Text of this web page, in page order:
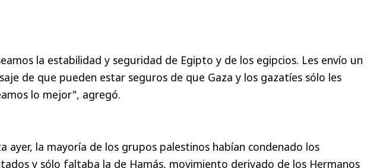
la estabilidad y seguridad de Egipto y de los egipcios. Les envío un
de que pueden estar seguros de que Gaza y los gazatíes sólo les
lo mejor", agregó.
ayer, la mayoría de los grupos palestinos habían condenado los
y sólo faltaba la de Hamás, movimiento derivado de los Hermanos